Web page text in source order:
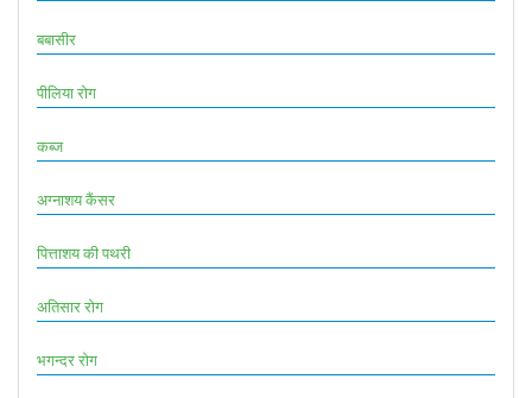
बबासीर
पीलिया रोग
कब्ज
अग्नाशय कैंसर
पित्ताशय की पथरी
अतिसार रोग
भगन्दर रोग